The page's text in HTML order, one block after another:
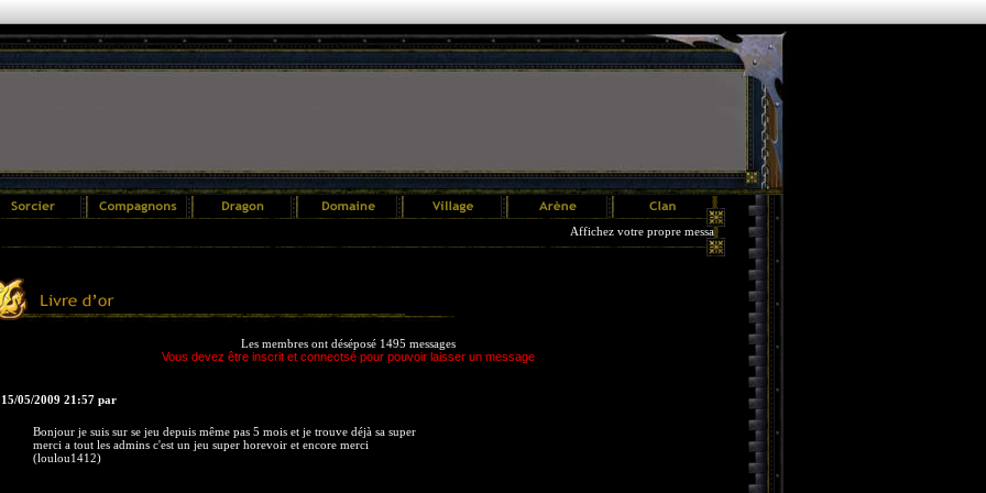
Affichez votre propre message pendant 3 jours !! Plus d'infos dans le menu Options.
Les membres ont déséposé 1495 messages
Vous devez être inscrit et connectsé pour pouvoir laisser un message
05/2009 21:57 par
Bonjour je suis sur se jeu depuis même pas 5 mois et je trouve déjà sa super
merci a tout les admins c'est un jeu super horevoir et encore merci
(loulou1412)